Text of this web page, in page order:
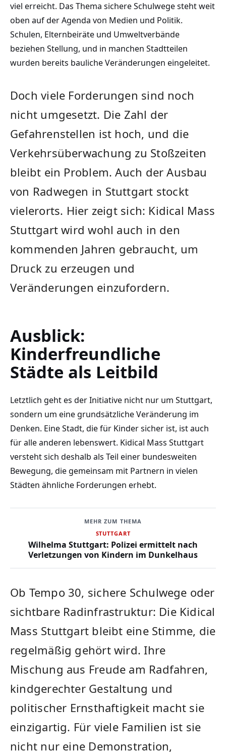
viel erreicht. Das Thema sichere Schulwege steht weit
oben auf der Agenda von Medien und Politik.
Schulen, Elternbeiräte und Umweltverbände
beziehen Stellung, und in manchen Stadtteilen
wurden bereits bauliche Veränderungen eingeleitet.
Doch viele Forderungen sind noch
nicht umgesetzt. Die Zahl der
Gefahrenstellen ist hoch, und die
Verkehrsüberwachung zu Stoßzeiten
bleibt ein Problem. Auch der Ausbau
von Radwegen in Stuttgart stockt
vielerorts. Hier zeigt sich: Kidical Mass
Stuttgart wird wohl auch in den
kommenden Jahren gebraucht, um
Druck zu erzeugen und
Veränderungen einzufordern.
Ausblick:
Kinderfreundliche
Städte als Leitbild
Letztlich geht es der Initiative nicht nur um Stuttgart,
sondern um eine grundsätzliche Veränderung im
Denken. Eine Stadt, die für Kinder sicher ist, ist auch
für alle anderen lebenswert. Kidical Mass Stuttgart
versteht sich deshalb als Teil einer bundesweiten
Bewegung, die gemeinsam mit Partnern in vielen
Städten ähnliche Forderungen erhebt.
MEHR ZUM THEMA
STUTTGART
Wilhelma Stuttgart: Polizei ermittelt nach
Verletzungen von Kindern im Dunkelhaus
Ob Tempo 30, sichere Schulwege oder
sichtbare Radinfrastruktur: Die Kidical
Mass Stuttgart bleibt eine Stimme, die
regelmäßig gehört wird. Ihre
Mischung aus Freude am Radfahren,
kindgerechter Gestaltung und
politischer Ernsthaftigkeit macht sie
einzigartig. Für viele Familien ist sie
nicht nur eine Demonstration,